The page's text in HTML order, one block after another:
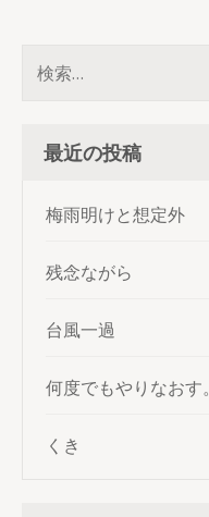
ペ
ジ
り
検
最近の投稿
梅雨明けと想定外
残念ながら
台風一過
何度でもやりなおす。
くき